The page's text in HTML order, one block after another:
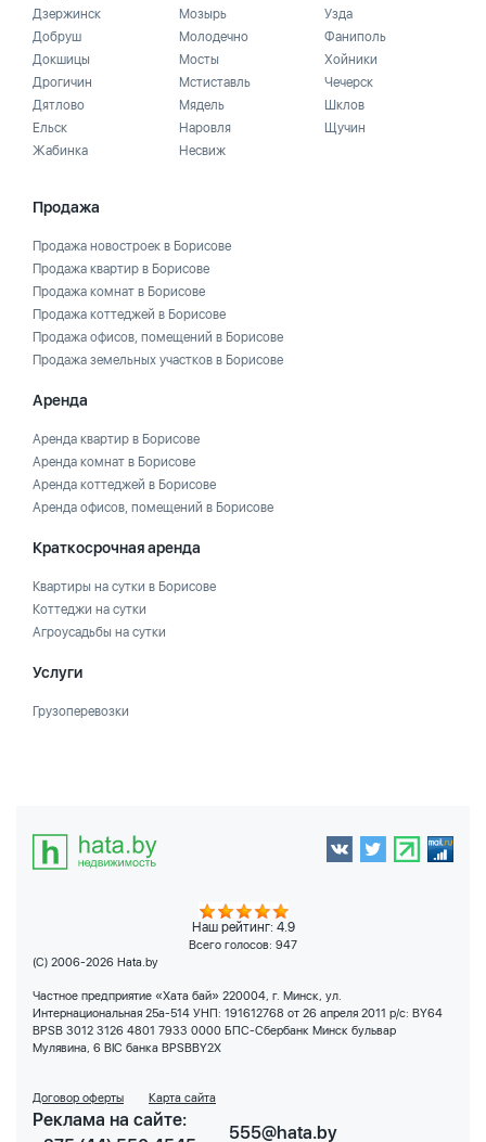
Дзержинск
Добруш
Докшицы
Дрогичин
Дятлово
Ельск
Жабинка
Мозырь
Молодечно
Мосты
Мстиставль
Мядель
Наровля
Несвиж
Узда
Фаниполь
Хойники
Чечерск
Шклов
Щучин
Продажа
Продажа новостроек в Борисове
Продажа квартир в Борисове
Продажа комнат в Борисове
Продажа коттеджей в Борисове
Продажа офисов, помещений в Борисове
Продажа земельных участков в Борисове
Аренда
Аренда квартир в Борисове
Аренда комнат в Борисове
Аренда коттеджей в Борисове
Аренда офисов, помещений в Борисове
Краткосрочная аренда
Квартиры на сутки в Борисове
Коттеджи на сутки
Агроусадьбы на сутки
Услуги
Грузоперевозки
Наш рейтинг: 4.9
Всего голосов: 947
(C) 2006-2026 Hata.by
Частное предприятие «Хата бай» 220004, г. Минск, ул.
Интернациональная 25а-514 УНП: 191612768 от 26 апреля 2011 р/с: BY64
BPSB 3012 3126 4801 7933 0000 БПС-Сбербанк Минск бульвар
Мулявина, 6 BIC банка BPSBBY2X
Договор оферты Карта сайта
Реклама на сайте:
555@hata.by